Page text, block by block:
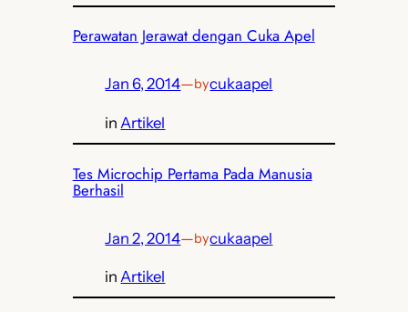
Perawatan Jerawat dengan Cuka Apel
Jan 6, 2014—bycukaapel
in Artikel
Tes Microchip Pertama Pada Manusia
Berhasil
Jan 2, 2014—bycukaapel
inArtikel